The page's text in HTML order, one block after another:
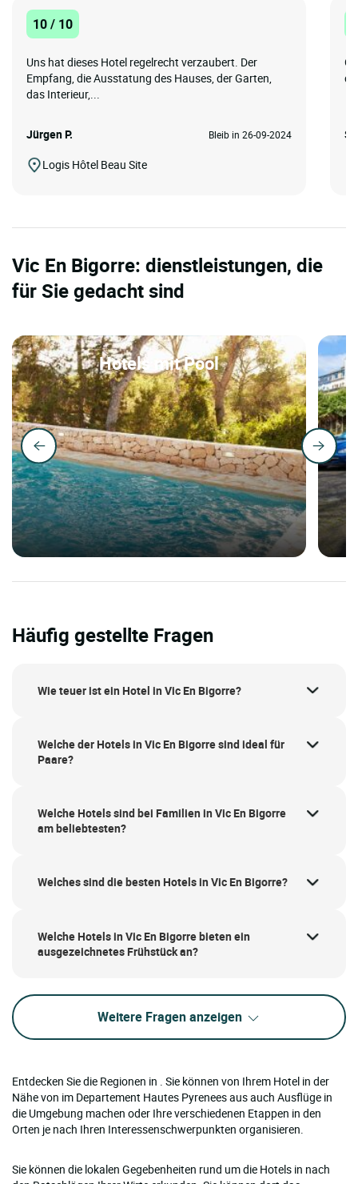
10 / 10
Uns hat dieses Hotel regelrecht verzaubert. Der
Empfang, die Ausstatung des Hauses, der Garten,
das Interieur,...
Jürgen P. Bleib in 26-09-2024
Logis Hôtel Beau Site
Vic En Bigorre: dienstleistungen, die
für Sie gedacht sind
Hotels mit Pool
Häufig gestellte Fragen
Wie teuer ist ein Hotel in Vic En Bigorre?
Welche der Hotels in Vic En Bigorre sind ideal für
Paare?
Welche Hotels sind bei Familien in Vic En Bigorre
am beliebtesten?
Welches sind die besten Hotels in Vic En Bigorre?
Welche Hotels in Vic En Bigorre bieten ein
ausgezeichnetes Frühstück an?
Weitere Fragen anzeigen
Entdecken Sie die Regionen in . Sie können von Ihrem Hotel in der
Nähe von im Departement Hautes Pyrenees aus auch Ausflüge in
die Umgebung machen oder Ihre verschiedenen Etappen in den
Orten je nach Ihren Interessenschwerpunkten organisieren.
Sie können die lokalen Gegebenheiten rund um die Hotels in nach